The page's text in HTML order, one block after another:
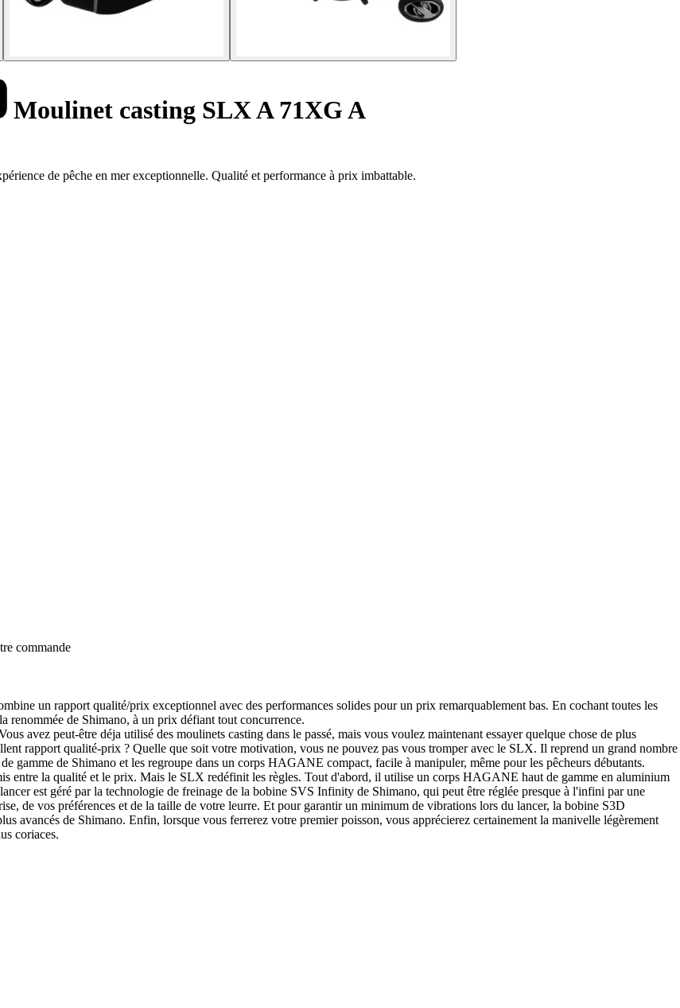
Moulinet casting SLX A 71XG A
de pêche en mer exceptionnelle. Qualité et performance à prix imbattable.
commande
un rapport qualité/prix exceptionnel avec des performances solides pour un prix remarquablement bas. En cochant toutes les
renommée de Shimano, à un prix défiant tout concurrence.
avez peut-être déja utilisé des moulinets casting dans le passé, mais vous voulez maintenant essayer quelque chose de plus
rapport qualité-prix ? Quelle que soit votre motivation, vous ne pouvez pas vous tromper avec le SLX. Il reprend un grand nombre
gamme de Shimano et les regroupe dans un corps HAGANE compact, facile à manipuler, même pour les pêcheurs débutants.
entre la qualité et le prix. Mais le SLX redéfinit les règles. Tout d'abord, il utilise un corps HAGANE haut de gamme en aluminium
est géré par la technologie de freinage de la bobine SVS Infinity de Shimano, qui peut être réglée presque à l'infini par une
de vos préférences et de la taille de votre leurre. Et pour garantir un minimum de vibrations lors du lancer, la bobine S3D
avancés de Shimano. Enfin, lorsque vous ferrerez votre premier poisson, vous apprécierez certainement la manivelle légèrement
coriaces.